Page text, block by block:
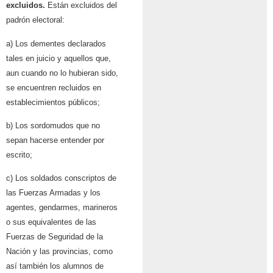
excluidos. Están excluidos del
padrón electoral:
a) Los dementes declarados
tales en juicio y aquellos que,
aun cuando no lo hubieran sido,
se encuentren recluidos en
establecimientos públicos;
b) Los sordomudos que no
sepan hacerse entender por
escrito;
c) Los soldados conscriptos de
las Fuerzas Armadas y los
agentes, gendarmes, marineros
o sus equivalentes de las
Fuerzas de Seguridad de la
Nación y las provincias, como
así también los alumnos de